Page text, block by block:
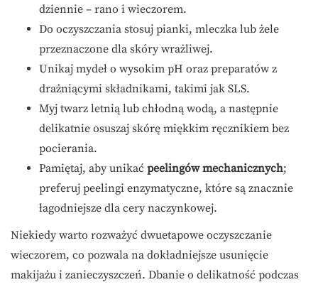
dziennie – rano i wieczorem.
Do oczyszczania stosuj pianki, mleczka lub żele
przeznaczone dla skóry wrażliwej.
Unikaj mydeł o wysokim pH oraz preparatów z
drażniącymi składnikami, takimi jak SLS.
Myj twarz letnią lub chłodną wodą, a następnie
delikatnie osuszaj skórę miękkim ręcznikiem bez
pocierania.
Pamiętaj, aby unikać peelingów mechanicznych;
preferuj peelingi enzymatyczne, które są znacznie
łagodniejsze dla cery naczynkowej.
Niekiedy warto rozważyć dwuetapowe oczyszczanie
wieczorem, co pozwala na dokładniejsze usunięcie
makijażu i zanieczyszczeń. Dbanie o delikatność podczas